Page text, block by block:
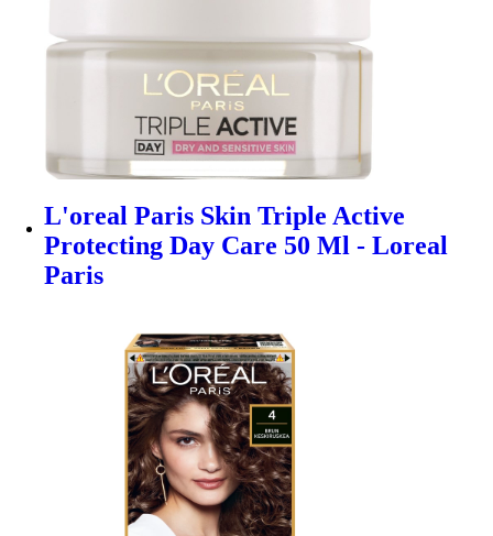
L'oreal Paris Skin Triple Active
Protecting Day Care 50 Ml - Loreal
Paris